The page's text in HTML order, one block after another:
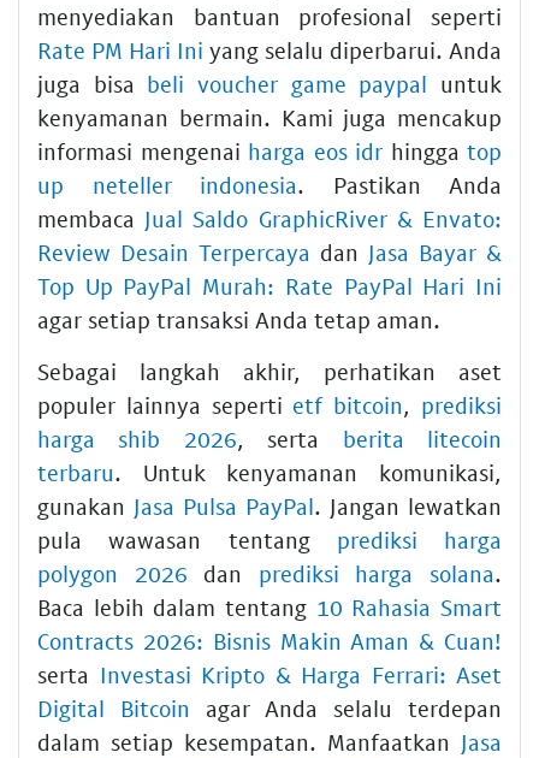
menyediakan bantuan profesional seperti
Rate PM Hari Ini yang selalu diperbarui. Anda
juga bisa beli voucher game paypal untuk
kenyamanan bermain. Kami juga mencakup
informasi mengenai harga eos idr hingga top
up neteller indonesia. Pastikan Anda
membaca Jual Saldo GraphicRiver & Envato:
Review Desain Terpercaya dan Jasa Bayar &
Top Up PayPal Murah: Rate PayPal Hari Ini
agar setiap transaksi Anda tetap aman.
Sebagai langkah akhir, perhatikan aset
populer lainnya seperti etf bitcoin, prediksi
harga shib 2026, serta berita litecoin
terbaru. Untuk kenyamanan komunikasi,
gunakan Jasa Pulsa PayPal. Jangan lewatkan
pula wawasan tentang prediksi harga
polygon 2026 dan prediksi harga solana.
Baca lebih dalam tentang 10 Rahasia Smart
Contracts 2026: Bisnis Makin Aman & Cuan!
serta Investasi Kripto & Harga Ferrari: Aset
Digital Bitcoin agar Anda selalu terdepan
dalam setiap kesempatan. Manfaatkan Jasa